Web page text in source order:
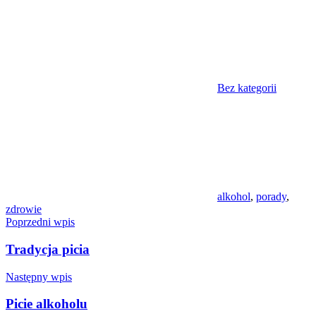
Bez kategorii
alkohol, porady,
zdrowie
Nawigacja
wpisu
Poprzedni wpis
Tradycja picia
Następny wpis
Picie alkoholu